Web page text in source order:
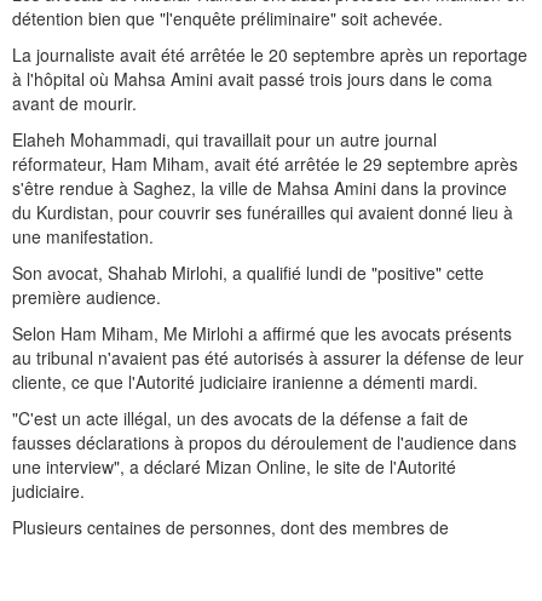
détention bien que "l'enquête préliminaire" soit achevée.
La journaliste avait été arrêtée le 20 septembre après un reportage
à l'hôpital où Mahsa Amini avait passé trois jours dans le coma
avant de mourir.
Elaheh Mohammadi, qui travaillait pour un autre journal
réformateur, Ham Miham, avait été arrêtée le 29 septembre après
s'être rendue à Saghez, la ville de Mahsa Amini dans la province
du Kurdistan, pour couvrir ses funérailles qui avaient donné lieu à
une manifestation.
Son avocat, Shahab Mirlohi, a qualifié lundi de "positive" cette
première audience.
Selon Ham Miham, Me Mirlohi a affirmé que les avocats présents
au tribunal n'avaient pas été autorisés à assurer la défense de leur
cliente, ce que l'Autorité judiciaire iranienne a démenti mardi.
"C'est un acte illégal, un des avocats de la défense a fait de
fausses déclarations à propos du déroulement de l'audience dans
une interview", a déclaré Mizan Online, le site de l'Autorité
judiciaire.
Plusieurs centaines de personnes, dont des membres de